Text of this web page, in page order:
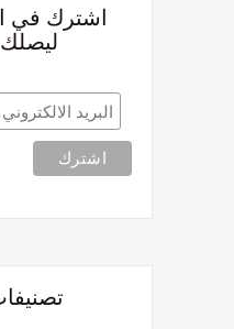
اشترك في